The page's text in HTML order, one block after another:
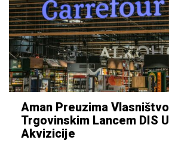
Aman Preuzima
Trgovinskim Lancem DIS
Akvizicije